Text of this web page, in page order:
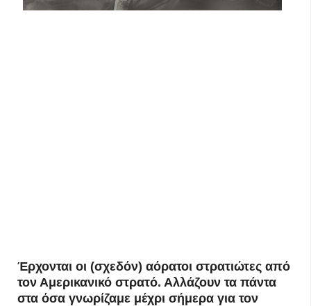
Έρχονται οι (σχεδόν) αόρατοι στρατιώτες από
τον Αμερικανικό στρατό. Αλλάζουν τα πάντα
στα όσα γνωρίζαμε μέχρι σήμερα για τον